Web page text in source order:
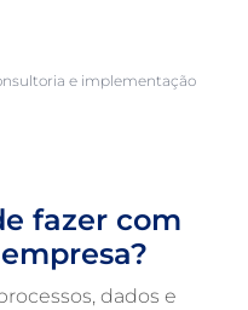
e implementação
fazer com
dados e